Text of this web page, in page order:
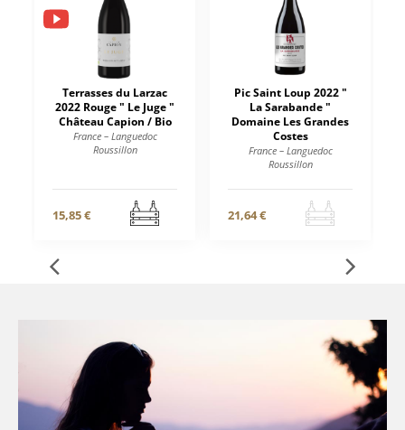
Terrasses du Larzac
2022 Rouge " Le Juge "
Château Capion / Bio
France – Languedoc
Roussillon
15,85 €
Pic Saint Loup 2022 "
La Sarabande "
Domaine Les Grandes
Costes
France – Languedoc
Roussillon
21,64 €